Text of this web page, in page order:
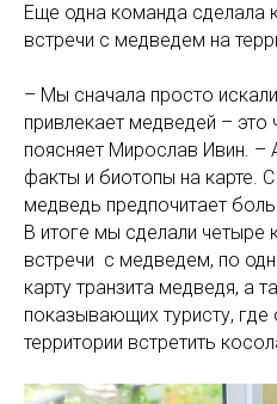
Еще одна команда сделала
встречи с медведем на
– Мы сначала просто
привлекает медведей –
поясняет Мирослав Ивин. –
факты и биотопы на карте.
медведь предпочитает
В итоге мы сделали четыре
встречи с медведем, по
карту транзита медведя, а
показывающих туристу,
территории встретить